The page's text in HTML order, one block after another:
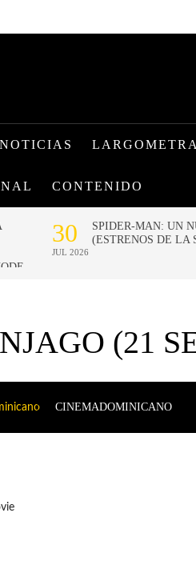
NOTICIAS
CONTENIDO
(21
CINEMADOMINICANO